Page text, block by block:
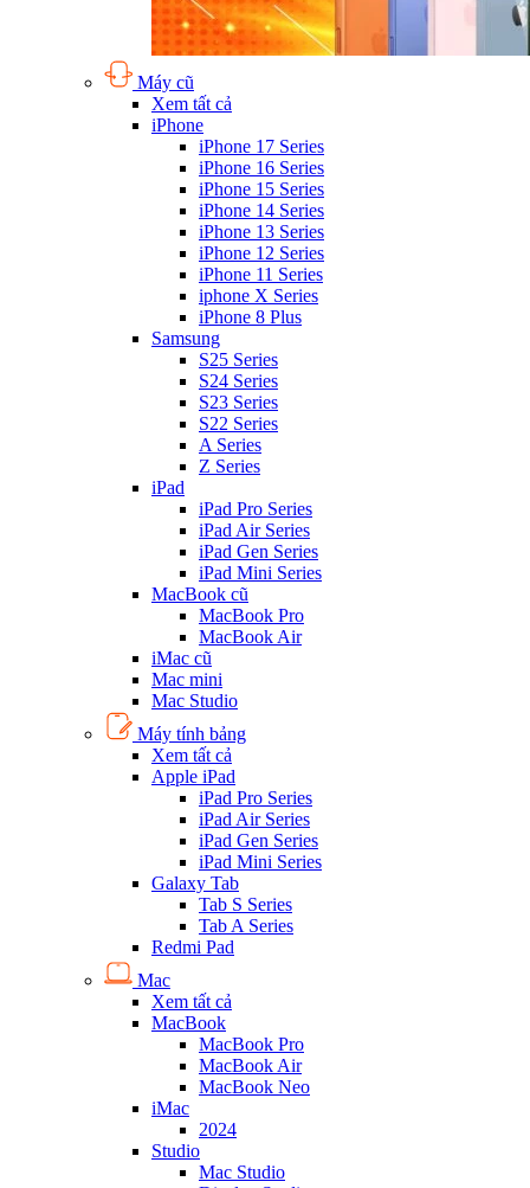
Máy cũ
Xem tất cả
iPhone
iPhone 17 Series
iPhone 16 Series
iPhone 15 Series
iPhone 14 Series
iPhone 13 Series
iPhone 12 Series
iPhone 11 Series
iphone X Series
iPhone 8 Plus
Samsung
S25 Series
S24 Series
S23 Series
S22 Series
A Series
Z Series
iPad
iPad Pro Series
iPad Air Series
iPad Gen Series
iPad Mini Series
MacBook cũ
MacBook Pro
MacBook Air
iMac cũ
Mac mini
Mac Studio
Máy tính bảng
Xem tất cả
Apple iPad
iPad Pro Series
iPad Air Series
iPad Gen Series
iPad Mini Series
Galaxy Tab
Tab S Series
Tab A Series
Redmi Pad
Mac
Xem tất cả
MacBook
MacBook Pro
MacBook Air
MacBook Neo
iMac
2024
Studio
Mac Studio